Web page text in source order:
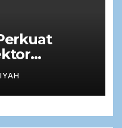
Kerja
DPRD Jawa